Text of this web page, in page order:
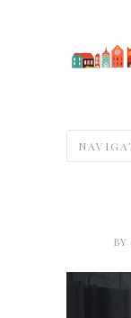
BY